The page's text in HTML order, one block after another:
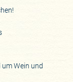
Wein und